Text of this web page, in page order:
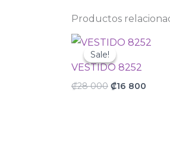
Productos
Sale!
Sale!
VESTIDO 8252
₡28 000
Original
was:
₡28
000.
₡16 800